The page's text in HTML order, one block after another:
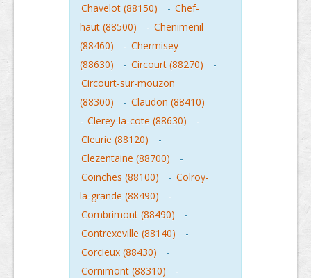
Chavelot (88150)
- Chef-
haut (88500)
- Chenimenil
(88460)
- Chermisey
(88630)
- Circourt (88270)
-
Circourt-sur-mouzon
(88300)
- Claudon (88410)
- Clerey-la-cote (88630)
-
Cleurie (88120)
-
Clezentaine (88700)
-
Coinches (88100)
- Colroy-
la-grande (88490)
-
Combrimont (88490)
-
Contrexeville (88140)
-
Corcieux (88430)
-
Cornimont (88310)
-